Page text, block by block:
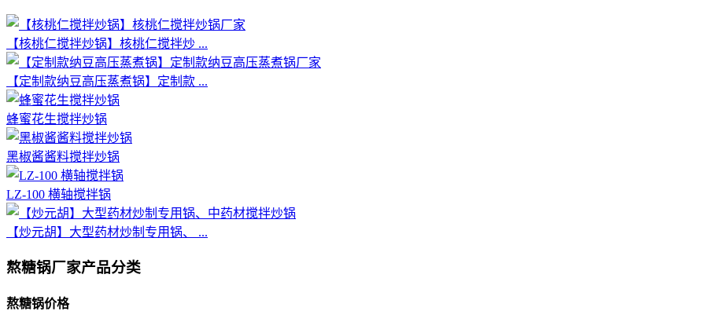
【核桃仁搅拌炒锅】核桃仁搅拌炒 ...
【定制款纳豆高压蒸煮锅】定制款 ...
蜂蜜花生搅拌炒锅
黑椒酱酱料搅拌炒锅
LZ-100 横轴搅拌锅
【炒元胡】大型药材炒制专用锅、 ...
熬糖锅厂家产品分类
熬糖锅价格